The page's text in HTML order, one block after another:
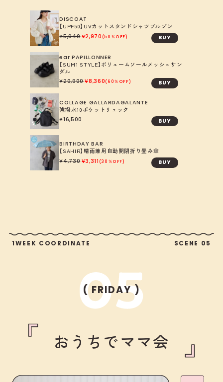
DISCOAT
【UPF50】UVカットスタンドシャツブルゾン
5,940 2,970 50％OFF BUY
ear PAPILLONNER
【SUM1 STYLE】ボリュームソールメッシュサン
ダル
20,900 8,360 60％OFF BUY
COLLAGE GALLARDAGALANTE
強撥水10ポケットリュック
16,500 BUY
BIRTHDAY BAR
【SAHIR】晴雨兼用自動開閉折り畳み傘
4,730 3,311 30％OFF BUY
1WEEK COORDINATE SCENE 05
( FRIDAY )
おうちでママ会